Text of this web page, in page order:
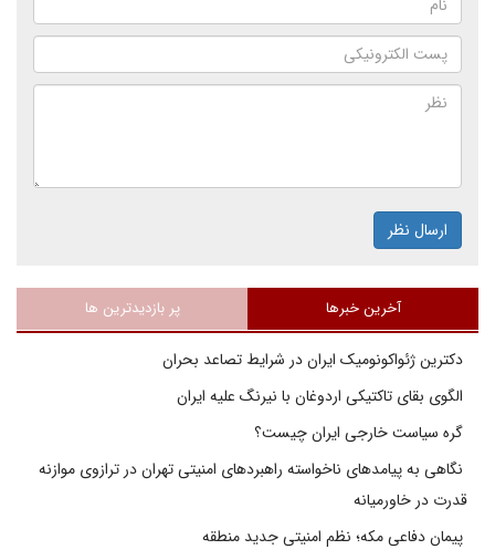
ارسال نظر
آخرین خبرها پر بازدیدترین ها
دکترین ژئواکونومیک ایران در شرایط تصاعد بحران
الگوی بقای تاکتیکی اردوغان با نیرنگ علیه ایران
گره سیاست خارجی ایران چیست؟
نگاهی به پیامدهای ناخواسته راهبردهای امنیتی تهران در ترازوی موازنه
قدرت در خاورمیانه
پیمان دفاعی مکه؛ نظم امنیتی جدید منطقه